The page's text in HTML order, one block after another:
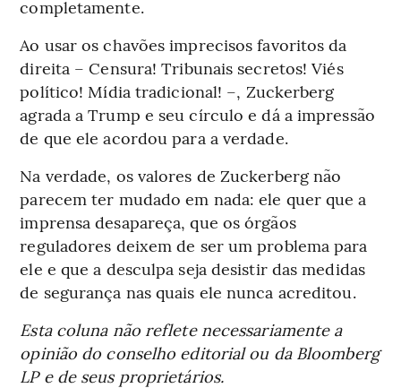
completamente.
Ao usar os chavões imprecisos favoritos da
direita – Censura! Tribunais secretos! Viés
político! Mídia tradicional! –, Zuckerberg
agrada a Trump e seu círculo e dá a impressão
de que ele acordou para a verdade.
Na verdade, os valores de Zuckerberg não
parecem ter mudado em nada: ele quer que a
imprensa desapareça, que os órgãos
reguladores deixem de ser um problema para
ele e que a desculpa seja desistir das medidas
de segurança nas quais ele nunca acreditou.
Esta coluna não reflete necessariamente a
opinião do conselho editorial ou da Bloomberg
LP e de seus proprietários.